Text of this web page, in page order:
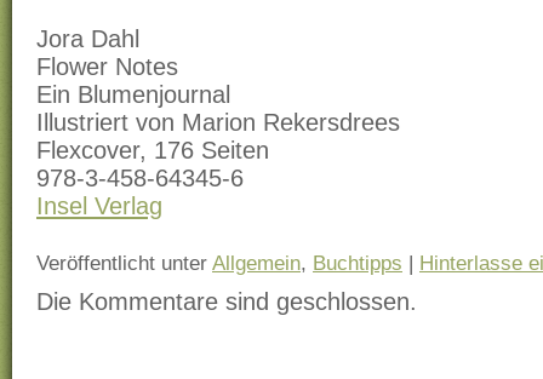
Jora Dahl
Flower Notes
Ein Blumenjournal
Illustriert von Marion Rekersdrees
Flexcover, 176 Seiten
978-3-458-64345-6
Insel Verlag
Veröffentlicht unter Allgemein, Buchtipps | Hinterlasse
Die Kommentare sind geschlossen.